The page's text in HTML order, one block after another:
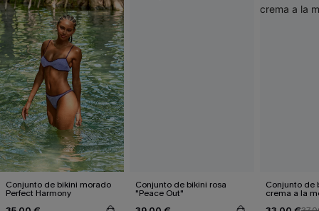
Conjunto de bikini morado
Perfect Harmony
Conjunto de bikini rosa
"Peace Out"
Conjunto de
crema a la